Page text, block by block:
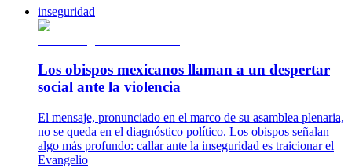
inseguridad
Los obispos mexicanos llaman a un despertar
social ante la violencia
El mensaje, pronunciado en el marco de su asamblea plenaria,
no se queda en el diagnóstico político. Los obispos señalan
algo más profundo: callar ante la inseguridad es traicionar el
Evangelio